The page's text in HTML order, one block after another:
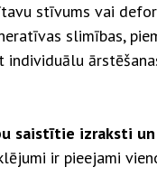
stīvums vai
slimības,
individuālu
saistītie izraksti
ir pieejami